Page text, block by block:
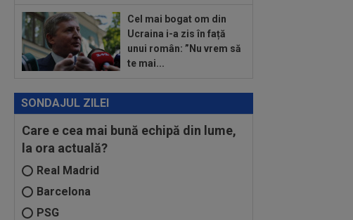
Cel mai bogat om din
Ucraina i-a zis în față
unui român: ”Nu vrem să
te mai...
SONDAJUL ZILEI
Care e cea mai bună echipă din lume,
la ora actuală?
Real Madrid
Barcelona
PSG